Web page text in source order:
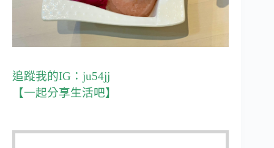
追蹤我的IG： ju54jj
【一起分享生活吧】